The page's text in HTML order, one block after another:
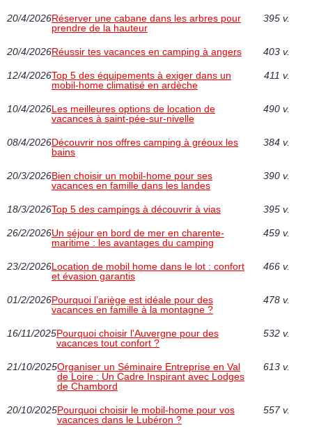
20/4/2026Réserver une cabane dans les arbres pour
prendre de la hauteur
395 v.
20/4/2026Réussir tes vacances en camping à angers 403 v.
12/4/2026Top 5 des équipements à exiger dans un
mobil-home climatisé en ardèche
411 v.
10/4/2026Les meilleures options de location de
vacances à saint-pée-sur-nivelle
490 v.
08/4/2026Découvrir nos offres camping à gréoux les
bains
384 v.
20/3/2026Bien choisir un mobil-home pour ses
vacances en famille dans les landes
390 v.
18/3/2026Top 5 des campings à découvrir à vias 395 v.
26/2/2026Un séjour en bord de mer en charente-
maritime : les avantages du camping
459 v.
23/2/2026Location de mobil home dans le lot : confort
et évasion garantis
466 v.
01/2/2026Pourquoi l’ariège est idéale pour des
vacances en famille à la montagne ?
478 v.
16/11/2025Pourquoi choisir l'Auvergne pour des
vacances tout confort ?
532 v.
21/10/2025Organiser un Séminaire Entreprise en Val
de Loire : Un Cadre Inspirant avec Lodges
de Chambord
613 v.
20/10/2025Pourquoi choisir le mobil-home pour vos
vacances dans le Lubéron ?
557 v.